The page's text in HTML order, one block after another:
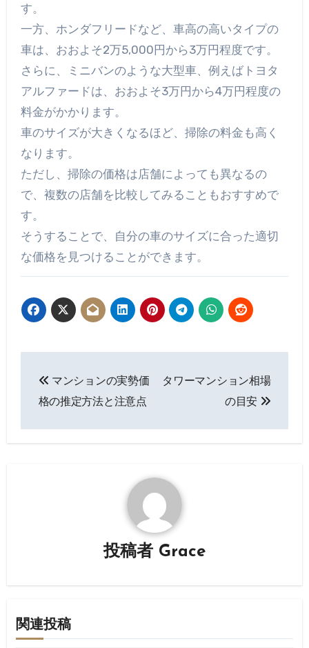
す。
一方、ホンダフリードなど、車高の高いタイプの
車は、おおよそ2万5,000円から3万円程度です。
さらに、ミニバンのような大型車、例えばトヨタ
アルファードは、おおよそ3万円から4万円程度の
料金がかかります。
車のサイズが大きくなるほど、掃除の料金も高く
なります。
ただし、掃除の価格は店舗によっても異なるの
で、複数の店舗を比較してみることもおすすめで
す。
そうすることで、自分の車のサイズに合った適切
な価格を見つけることができます。
稿
マンションの実勢価
格の推定方法と注意点
タワーマンション相場
の目安
投稿者 Grace
関連投稿